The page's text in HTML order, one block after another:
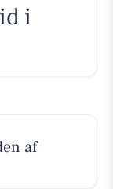
i
af